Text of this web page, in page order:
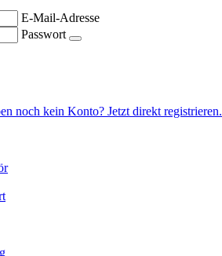
E-Mail-Adresse
Passwort
noch kein Konto? Jetzt direkt registrieren.